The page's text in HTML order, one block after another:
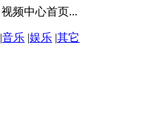
视频中心首页...
|音乐 |娱乐 |其它